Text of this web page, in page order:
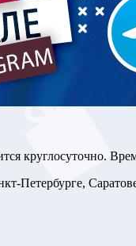
круглосуточно.
Петербурге,